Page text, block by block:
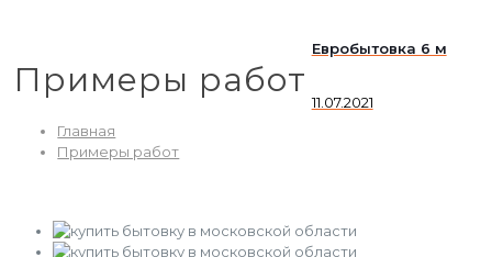
Примеры работ
Главная
Примеры работ
Евробытовка 6 м
11.07.2021